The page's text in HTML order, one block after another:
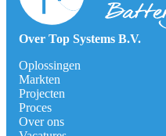
Over Top Systems B.V.
Oplossingen
Markten
Projecten
Proces
Over ons